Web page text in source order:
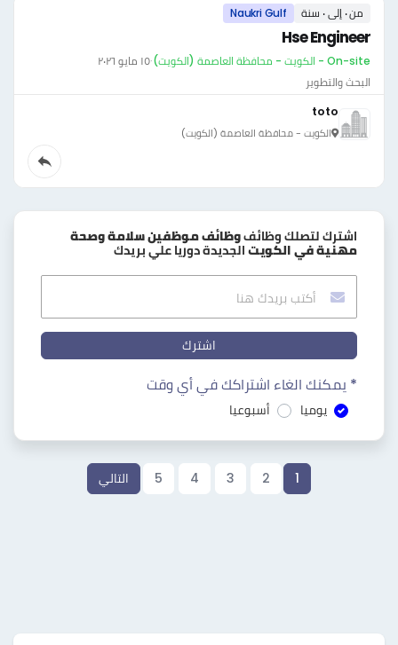
من ٠ إلى ٠ سنة Naukri Gulf
Hse Engineer
On-site - الكويت - محافظة العاصمة (الكويت) ·١٥ مايو ٢٠٢٦
البحث والتطوير
toto
الكويت - محافظة العاصمة (الكويت)
اشترك لتصلك وظائفوظائف موظفين سلامة وصحة
مهنية في الكويت الجديدة دوريا علي بريدك
اشترك
* يمكنك الغاء اشتراكك في أي وقت
يوميا أسبوعيا
1
2
3
4
5 التالي